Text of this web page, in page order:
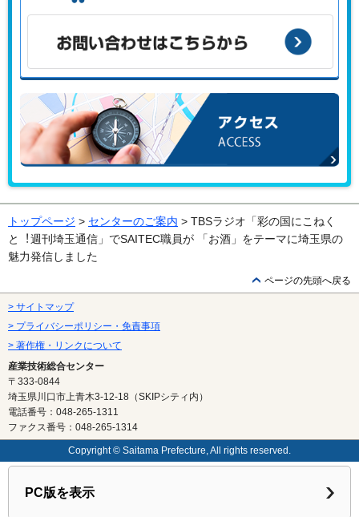
こんな課題がある、こんなことで困っている、などありませ
お問い合わせはこちらから
トップページ > センターのご案内 > TBSラジオ「彩の国にこねく
と︕週刊埼玉通信」でSAITEC職員が 「お酒」をテーマに埼玉県の
魅力発信しました
ページの先頭へ戻る
> サイトマップ
> プライバシーポリシー・免責事項
> 著作権・リンクについて
産業技術総合センター
〒333-0844
埼玉県川口市上青木3-12-18（SKIPシティ内）
電話番号：048-265-1311
ファクス番号：048-265-1314
Copyright © Saitama Prefecture, All rights reserved.
PC版を表示